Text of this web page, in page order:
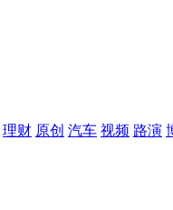
理财 原创 汽车 视频 路演